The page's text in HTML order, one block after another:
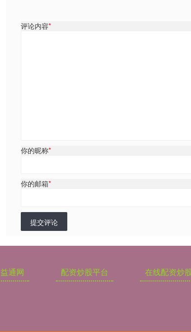
评论内容*
你的昵称*
你的邮箱*
提交评论
益通网 配资炒股平台 在线配资炒